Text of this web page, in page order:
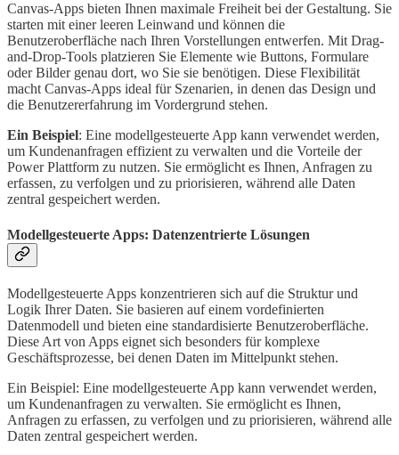
Canvas-Apps bieten Ihnen maximale Freiheit bei der Gestaltung. Sie
starten mit einer leeren Leinwand und können die
Benutzeroberfläche nach Ihren Vorstellungen entwerfen. Mit Drag-
and-Drop-Tools platzieren Sie Elemente wie Buttons, Formulare
oder Bilder genau dort, wo Sie sie benötigen. Diese Flexibilität
macht Canvas-Apps ideal für Szenarien, in denen das Design und
die Benutzererfahrung im Vordergrund stehen.
Ein Beispiel: Eine modellgesteuerte App kann verwendet werden,
um Kundenanfragen effizient zu verwalten und die Vorteile der
Power Plattform zu nutzen. Sie ermöglicht es Ihnen, Anfragen zu
erfassen, zu verfolgen und zu priorisieren, während alle Daten
zentral gespeichert werden.
Modellgesteuerte Apps: Datenzentrierte Lösungen
Modellgesteuerte Apps konzentrieren sich auf die Struktur und
Logik Ihrer Daten. Sie basieren auf einem vordefinierten
Datenmodell und bieten eine standardisierte Benutzeroberfläche.
Diese Art von Apps eignet sich besonders für komplexe
Geschäftsprozesse, bei denen Daten im Mittelpunkt stehen.
Ein Beispiel: Eine modellgesteuerte App kann verwendet werden,
um Kundenanfragen zu verwalten. Sie ermöglicht es Ihnen,
Anfragen zu erfassen, zu verfolgen und zu priorisieren, während alle
Daten zentral gespeichert werden.